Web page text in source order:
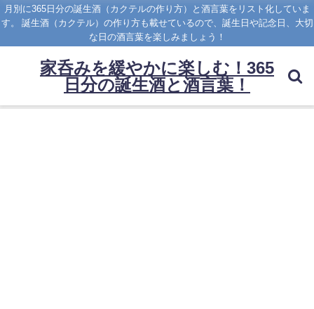
月別に365日分の誕生酒（カクテルの作り方）と酒言葉をリスト化していま
す。 誕生酒（カクテル）の作り方も載せているので、誕生日や記念日、大切
な日の酒言葉を楽しみましょう！
家呑みを緩やかに楽しむ！365
日分の誕生酒と酒言葉！